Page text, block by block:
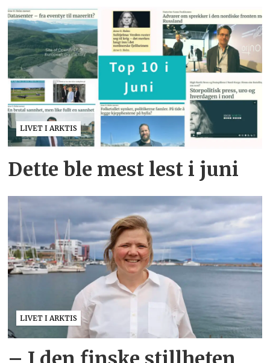
LIVET I ARKTIS
Dette ble mest lest i juni
LIVET I ARKTIS